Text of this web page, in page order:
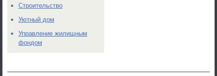
Строительство
Уютный дом
Управление жилищным
фондом